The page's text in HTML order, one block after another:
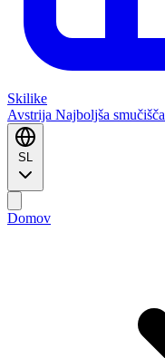
Skilike
Avstrija Najboljša smučišča
SL
Domov